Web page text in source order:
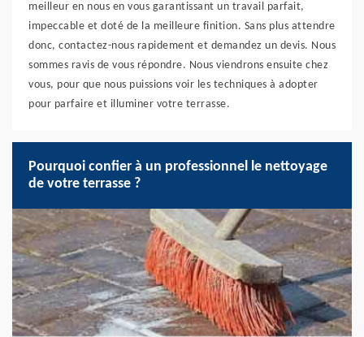
meilleur en nous en vous garantissant un travail parfait,
impeccable et doté de la meilleure finition. Sans plus attendre
donc, contactez-nous rapidement et demandez un devis. Nous
sommes ravis de vous répondre. Nous viendrons ensuite chez
vous, pour que nous puissions voir les techniques à adopter
pour parfaire et illuminer votre terrasse.
Pourquoi confier à un professionnel le nettoyage
de votre terrasse ?